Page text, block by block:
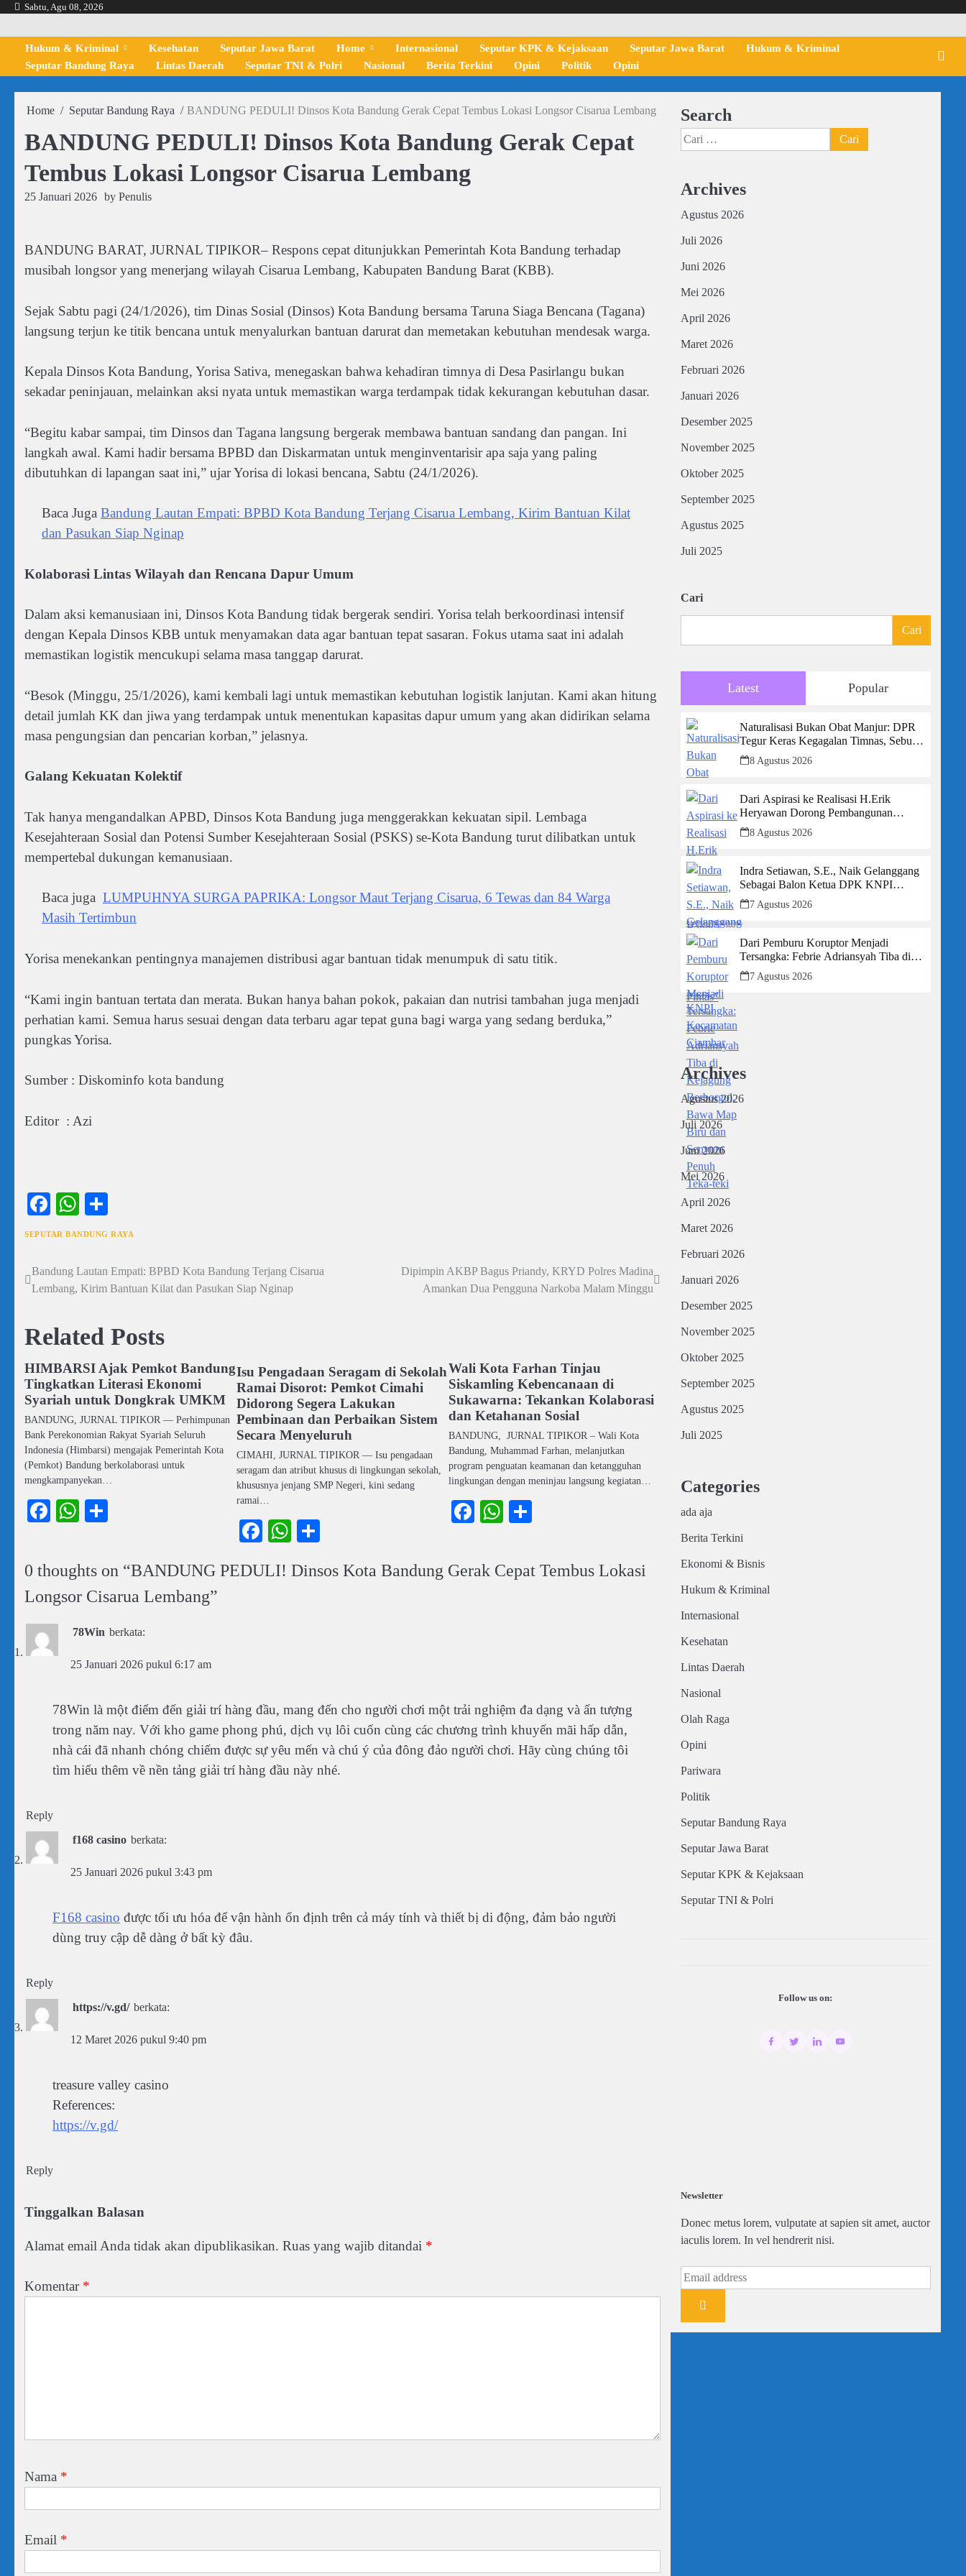
Skip
content
Sabtu, Agu 08, 2026
Hukum & Kriminal Kesehatan Seputar Jawa Barat Home Internasional Seputar KPK & Kejaksaan Seputar Jawa Barat
Hukum & Kriminal
Seputar Bandung Raya
Lintas Daerah Seputar TNI & Polri Nasional Berita Terkini Opini Politik Opini
Home Seputar Bandung Raya BANDUNG PEDULI! Dinsos Kota Bandung Gerak Cepat Tembus Lokasi Longsor Cisarua Lembang
BANDUNG PEDULI! Dinsos Kota Bandung Gerak Cepat
Tembus Lokasi Longsor Cisarua Lembang
25 Januari 2026 by Penulis
BANDUNG BARAT, JURNAL TIPIKOR– Respons cepat ditunjukkan Pemerintah Kota Bandung terhadap
musibah longsor yang menerjang wilayah Cisarua Lembang, Kabupaten Bandung Barat (KBB).
Sejak Sabtu pagi (24/1/2026), tim Dinas Sosial (Dinsos) Kota Bandung bersama Taruna Siaga Bencana (Tagana)
langsung terjun ke titik bencana untuk menyalurkan bantuan darurat dan memetakan kebutuhan mendesak warga.
Kepala Dinsos Kota Bandung, Yorisa Sativa, menegaskan bahwa kehadiran timnya di Desa Pasirlangu bukan
sekadar peninjauan, melainkan aksi nyata untuk memastikan warga terdampak tidak kekurangan kebutuhan dasar.
“Begitu kabar sampai, tim Dinsos dan Tagana langsung bergerak membawa bantuan sandang dan pangan. Ini
langkah awal. Kami hadir bersama BPBD dan Diskarmatan untuk menginventarisir apa saja yang paling
dibutuhkan di lapangan saat ini,” ujar Yorisa di lokasi bencana, Sabtu (24/1/2026).
Baca Juga Bandung Lautan Empati: BPBD Kota Bandung Terjang Cisarua Lembang, Kirim Bantuan Kilat
dan Pasukan Siap Nginap
Kolaborasi Lintas Wilayah dan Rencana Dapur Umum
Dalam aksi kemanusiaan ini, Dinsos Kota Bandung tidak bergerak sendiri. Yorisa telah berkoordinasi intensif
dengan Kepala Dinsos KBB untuk menyamakan data agar bantuan tepat sasaran. Fokus utama saat ini adalah
memastikan logistik mencukupi selama masa tanggap darurat.
“Besok (Minggu, 25/1/2026), kami kembali lagi untuk memastikan kebutuhan logistik lanjutan. Kami akan hitung
detail jumlah KK dan jiwa yang terdampak untuk menentukan kapasitas dapur umum yang akan didirikan selama
masa pengungsian dan pencarian korban,” jelasnya.
Galang Kekuatan Kolektif
Tak hanya mengandalkan APBD, Dinsos Kota Bandung juga menggerakkan kekuatan sipil. Lembaga
Kesejahteraan Sosial dan Potensi Sumber Kesejahteraan Sosial (PSKS) se-Kota Bandung turut dilibatkan untuk
mempertebal dukungan kemanusiaan.
Baca juga LUMPUHNYA SURGA PAPRIKA: Longsor Maut Terjang Cisarua, 6 Tewas dan 84 Warga
Masih Tertimbun
Yorisa menekankan pentingnya manajemen distribusi agar bantuan tidak menumpuk di satu titik.
“Kami ingin bantuan tertata dan merata. Bukan hanya bahan pokok, pakaian dan nutrisi tambahan juga menjadi
perhatian kami. Semua harus sesuai dengan data terbaru agar tepat guna bagi warga yang sedang berduka,”
pungkas Yorisa.
Sumber : Diskominfo kota bandung
Editor : Azi
Facebook
WhatsApp
SEPUTAR BANDUNG RAYA
Navigasi
Bandung Lautan Empati: BPBD Kota Bandung Terjang Cisarua
Lembang, Kirim Bantuan Kilat dan Pasukan Siap Nginap
Dipimpin AKBP Bagus Priandy, KRYD Polres Madina
Amankan Dua Pengguna Narkoba Malam Minggu
Related Posts
HIMBARSI Ajak Pemkot Bandung
Tingkatkan Literasi Ekonomi
Syariah untuk Dongkrak UMKM
BANDUNG, JURNAL TIPIKOR — Perhimpunan
Bank Perekonomian Rakyat Syariah Seluruh
Indonesia (Himbarsi) mengajak Pemerintah Kota
(Pemkot) Bandung berkolaborasi untuk
mengkampanyekan…
Facebook
WhatsApp
Isu Pengadaan Seragam di Sekolah
Ramai Disorot: Pemkot Cimahi
Didorong Segera Lakukan
Pembinaan dan Perbaikan Sistem
Secara Menyeluruh
CIMAHI, JURNAL TIPIKOR — Isu pengadaan
seragam dan atribut khusus di lingkungan sekolah,
khususnya jenjang SMP Negeri, kini sedang
ramai…
Facebook
WhatsApp
Wali Kota Farhan Tinjau
Siskamling Kebencanaan di
Sukawarna: Tekankan Kolaborasi
dan Ketahanan Sosial
BANDUNG, JURNAL TIPIKOR – Wali Kota
Bandung, Muhammad Farhan, melanjutkan
program penguatan keamanan dan ketangguhan
lingkungan dengan meninjau langsung kegiatan…
Facebook
WhatsApp
0 thoughts on “BANDUNG PEDULI! Dinsos Kota Bandung Gerak Cepat Tembus Lokasi
Longsor Cisarua Lembang”
78Win berkata:
25 Januari 2026 pukul 6:17 am
78Win là một điểm đến giải trí hàng đầu, mang đến cho người chơi một trải nghiệm đa dạng và ấn tượng
trong năm nay. Với kho game phong phú, dịch vụ lôi cuốn cùng các chương trình khuyến mãi hấp dẫn,
nhà cái đã nhanh chóng chiếm được sự yêu mến và chú ý của đông đảo người chơi. Hãy cùng chúng tôi
tìm hiểu thêm về nền tảng giải trí hàng đầu này nhé.
Reply
f168 casino berkata:
25 Januari 2026 pukul 3:43 pm
F168 casino được tối ưu hóa để vận hành ổn định trên cả máy tính và thiết bị di động, đảm bảo người
dùng truy cập dễ dàng ở bất kỳ đâu.
Reply
https://v.gd/ berkata:
12 Maret 2026 pukul 9:40 pm
treasure valley casino
References:
https://v.gd/
Reply
Tinggalkan Balasan
Alamat email Anda tidak akan dipublikasikan. Ruas yang wajib ditandai *
Komentar *
Nama *
Email *
Search
Cari
untuk:
Archives
Agustus 2026
Juli 2026
Juni 2026
Mei 2026
April 2026
Maret 2026
Februari 2026
Januari 2026
Desember 2025
November 2025
Oktober 2025
September 2025
Agustus 2025
Juli 2025
Cari
Cari
Latest Popular
Naturalisasi Bukan Obat Manjur: DPR
Tegur Keras Kegagalan Timnas, Sebut
Potensi Anak Bangsa Terabaikan Demi
“Jalan Pintas”
8 Agustus 2026
Dari Aspirasi ke Realisasi H.Erik
Heryawan Dorong Pembangunan
Infrastruktur Jalan Cikalong Bunder
8 Agustus 2026
Indra Setiawan, S.E., Naik Gelanggang
Sebagai Balon Ketua DPK KNPI
Kecamatan Ciambar
7 Agustus 2026
Dari Pemburu Koruptor Menjadi
Tersangka: Febrie Adriansyah Tiba di
Kejagung Berborgol, Bawa Map Biru
dan Senyum Penuh Teka-teki
7 Agustus 2026
Archives
Agustus 2026
Juli 2026
Juni 2026
Mei 2026
April 2026
Maret 2026
Februari 2026
Januari 2026
Desember 2025
November 2025
Oktober 2025
September 2025
Agustus 2025
Juli 2025
Categories
ada aja
Berita Terkini
Ekonomi & Bisnis
Hukum & Kriminal
Internasional
Kesehatan
Lintas Daerah
Nasional
Olah Raga
Opini
Pariwara
Politik
Seputar Bandung Raya
Seputar Jawa Barat
Seputar KPK & Kejaksaan
Seputar TNI & Polri
Follow us on:
Newsletter
Donec metus lorem, vulputate at sapien sit amet, auctor
iaculis lorem. In vel hendrerit nisi.